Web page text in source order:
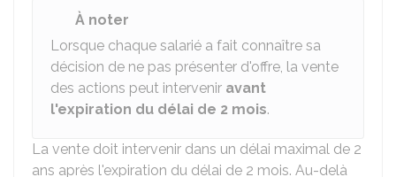
À noter
Lorsque chaque salarié a fait connaître sa
décision de ne pas présenter d'offre, la vente
des actions peut intervenir avant
l'expiration du délai de 2 mois.
La vente doit intervenir dans un délai maximal de 2
ans après l'expiration du délai de 2 mois. Au-delà